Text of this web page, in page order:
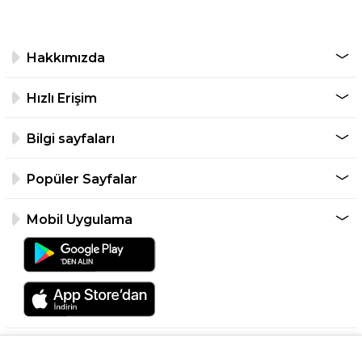
Hakkımızda
Hızlı Erişim
Bilgi sayfaları
Popüler Sayfalar
Mobil Uygulama